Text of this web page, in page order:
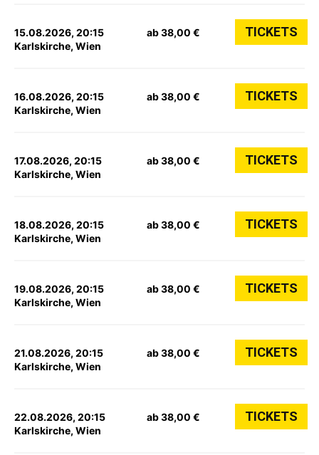
15.08.2026, 20:15
Karlskirche, Wien
ab 38,00 € TICKETS
16.08.2026, 20:15
Karlskirche, Wien
ab 38,00 € TICKETS
17.08.2026, 20:15
Karlskirche, Wien
ab 38,00 € TICKETS
18.08.2026, 20:15
Karlskirche, Wien
ab 38,00 € TICKETS
19.08.2026, 20:15
Karlskirche, Wien
ab 38,00 € TICKETS
21.08.2026, 20:15
Karlskirche, Wien
ab 38,00 € TICKETS
22.08.2026, 20:15
Karlskirche, Wien
ab 38,00 € TICKETS